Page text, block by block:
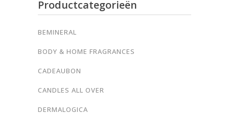
Productcategorieën
BEMINERAL
BODY & HOME FRAGRANCES
CADEAUBON
CANDLES ALL OVER
DERMALOGICA